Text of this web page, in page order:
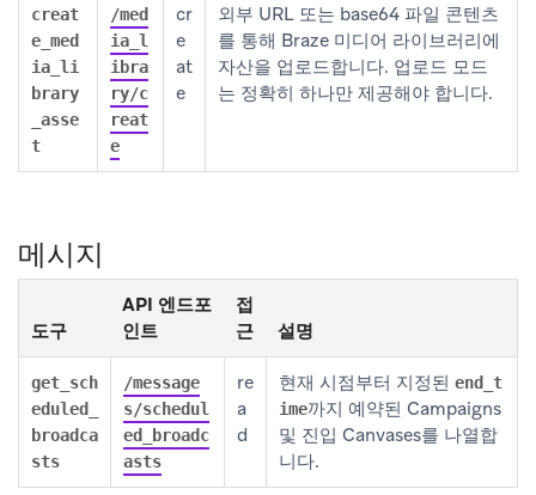
creat
e_med
ia_li
brary
_asse
t
/med
ia_l
ibra
ry/c
reat
e
cr
e
at
e
외부 URL 또는 base64 파일 콘텐츠
를 통해 Braze 미디어 라이브러리에
자산을 업로드합니다. 업로드 모드
는 정확히 하나만 제공해야 합니다.
메시지
도구
API 엔드포
인트
접
근
설명
get_sch
eduled_
broadca
sts
/message
s/schedul
ed_broadc
asts
re
a
d
현재 시점부터 지정된 end_t
ime까지 예약된 Campaigns
및 진입 Canvases를 나열합
니다.